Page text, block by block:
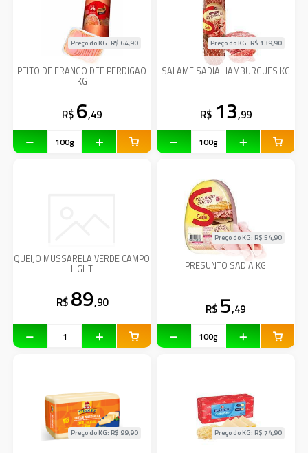
PEITO DE FRANGO DEF PERDIGAO
KG
Preço do KG: R$ 64,90
R$ 6,49
SALAME SADIA HAMBURGUES KG
Preço do KG: R$ 139,90
R$ 13,99
QUEIJO MUSSARELA VERDE CAMPO
LIGHT
R$ 89,90
PRESUNTO SADIA KG
Preço do KG: R$ 54,90
R$ 5,49
Preço do KG: R$ 99,90 Preço do KG: R$ 74,90